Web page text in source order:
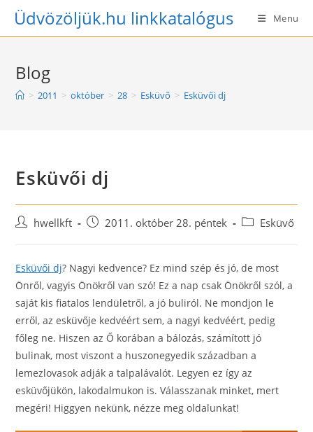
SkipÜdvözöljük.hu linkkatalógus Menu
Blog
> 2011 > október > 28 > Esküvő > Esküvői dj
Esküvői dj
Posthwellkft
Post2011. október 28. péntek
PostEsküvő
Esküvői dj? Nagyi kedvence? Ez mind szép és jó, de most
Önről, vagyis Önökről van szó! Ez a nap csak Önökről szól, a
saját kis fiatalos lendületről, a jó buliról. Ne mondjon le
erről, az esküvője kedvéért sem, a nagyi kedvéért, pedig
főleg ne. Hiszen az Ő korában a bálozás, számított jó
bulinak, most viszont a huszonegyedik században a
lemezlovasok adják a talpalávalót. Legyen ez így az
esküvőjükön, lakodalmukon is. Válasszanak minket, mert
megéri! Higgyen nekünk, nézze meg oldalunkat!